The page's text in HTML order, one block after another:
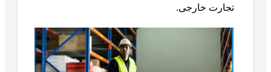
تجارت خارجی.